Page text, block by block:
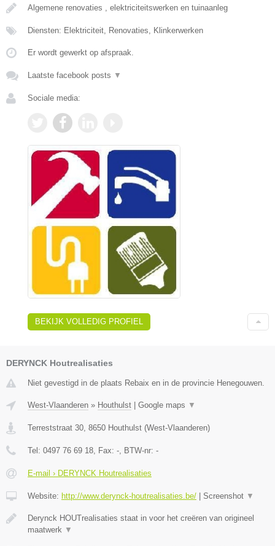
Algemene renovaties , elektriciteitswerken en tuinaanleg
Diensten: Elektriciteit, Renovaties, Klinkerwerken
Er wordt gewerkt op afspraak.
Laatste facebook posts ▼
Sociale media:
BEKIJK VOLLEDIG PROFIEL
DERYNCK Houtrealisaties
Niet gevestigd in de plaats Rebaix en in de provincie Henegouwen.
West-Vlaanderen » Houthulst Google maps ▼
Terreststraat 30, 8650 Houthulst (West-Vlaanderen)
Tel: 0497 76 69 18, Fax: -, BTW-nr: -
E-mail › DERYNCK Houtrealisaties
Website: http://www.derynck-houtrealisaties.be/ Screenshot ▼
Derynck HOUTrealisaties staat in voor het creëren van origineel
maatwerk ▼